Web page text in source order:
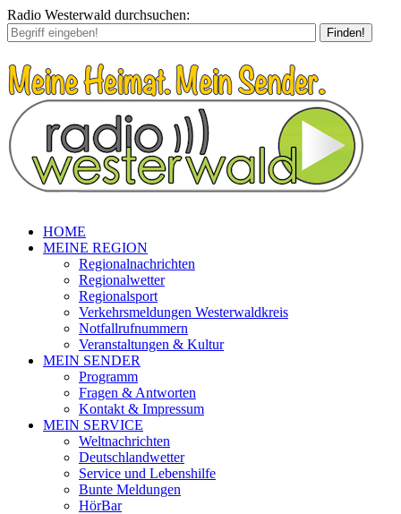
Radio Westerwald durchsuchen:
Finden!
HOME
MEINE REGION
Regionalnachrichten
Regionalwetter
Regionalsport
Verkehrsmeldungen Westerwaldkreis
Notfallrufnummern
Veranstaltungen & Kultur
MEIN SENDER
Programm
Fragen & Antworten
Kontakt & Impressum
MEIN SERVICE
Weltnachrichten
Deutschlandwetter
Service und Lebenshilfe
Bunte Meldungen
HörBar